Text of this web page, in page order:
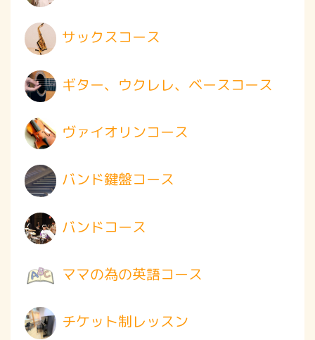
サックスコース
ギター、ウクレレ、ベースコース
ヴァイオリンコース
バンド鍵盤コース
バンドコース
ママの為の英語コース
チケット制レッスン